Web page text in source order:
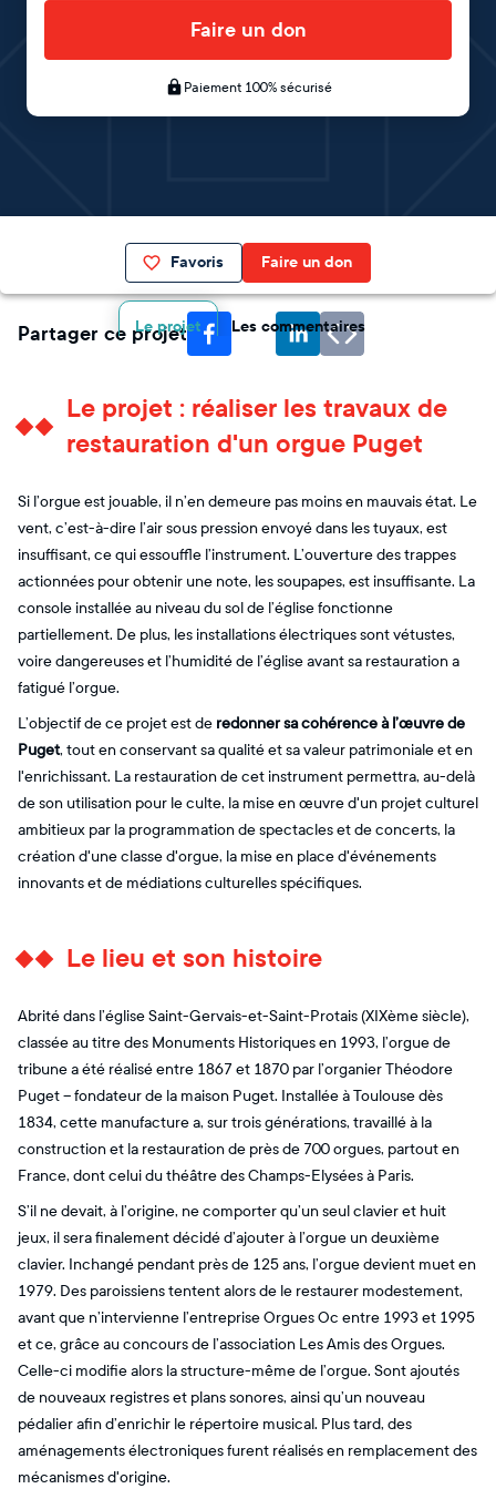
Faire un don
Paiement 100% sécurisé
Favoris Faire un don
Le projet Les commentaires
Partager ce projet
Le projet : réaliser les travaux de
restauration d'un orgue Puget
Si l’orgue est jouable, il n’en demeure pas moins en mauvais état. Le
vent, c’est-à-dire l’air sous pression envoyé dans les tuyaux, est
insuffisant, ce qui essouffle l’instrument. L’ouverture des trappes
actionnées pour obtenir une note, les soupapes, est insuffisante. La
console installée au niveau du sol de l’église fonctionne
partiellement. De plus, les installations électriques sont vétustes,
voire dangereuses et l’humidité de l’église avant sa restauration a
fatigué l’orgue.
L’objectif de ce projet est de redonner sa cohérence à l’œuvre de
Puget, tout en conservant sa qualité et sa valeur patrimoniale et en
l'enrichissant. La restauration de cet instrument permettra, au-delà
de son utilisation pour le culte, la mise en œuvre d'un projet culturel
ambitieux par la programmation de spectacles et de concerts, la
création d'une classe d'orgue, la mise en place d'événements
innovants et de médiations culturelles spécifiques.
Le lieu et son histoire
Abrité dans l’église Saint-Gervais-et-Saint-Protais (XIXème siècle),
classée au titre des Monuments Historiques en 1993, l’orgue de
tribune a été réalisé entre 1867 et 1870 par l’organier Théodore
Puget – fondateur de la maison Puget. Installée à Toulouse dès
1834, cette manufacture a, sur trois générations, travaillé à la
construction et la restauration de près de 700 orgues, partout en
France, dont celui du théâtre des Champs-Elysées à Paris.
S’il ne devait, à l’origine, ne comporter qu’un seul clavier et huit
jeux, il sera finalement décidé d’ajouter à l’orgue un deuxième
clavier. Inchangé pendant près de 125 ans, l’orgue devient muet en
1979. Des paroissiens tentent alors de le restaurer modestement,
avant que n’intervienne l’entreprise Orgues Oc entre 1993 et 1995
et ce, grâce au concours de l’association Les Amis des Orgues.
Celle-ci modifie alors la structure-même de l’orgue. Sont ajoutés
de nouveaux registres et plans sonores, ainsi qu’un nouveau
pédalier afin d’enrichir le répertoire musical. Plus tard, des
aménagements électroniques furent réalisés en remplacement des
mécanismes d'origine.